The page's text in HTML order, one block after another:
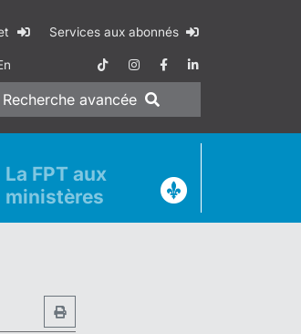
Services aux abonnés
Recherche avancée
La FPT aux
ministères